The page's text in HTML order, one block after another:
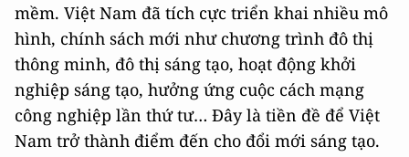
mềm. Việt Nam đã tích cực triển khai nhiều mô
hình, chính sách mới như chương trình đô thị
thông minh, đô thị sáng tạo, hoạt động khởi
nghiệp sáng tạo, hưởng ứng cuộc cách mạng
công nghiệp lần thứ tư… Đây là tiền đề để Việt
Nam trở thành điểm đến cho đổi mới sáng tạo.